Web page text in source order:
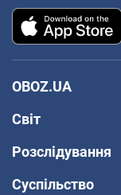
OBOZ.UA
Світ
Розслідування
Суспільство